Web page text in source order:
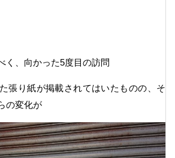
く、向かった5度目の訪問
張り紙が掲載されてはいたものの、そ
の変化が